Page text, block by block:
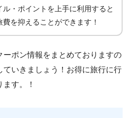
ル・ポイントを上手に利用すると
費を抑えることができます！
ーポン情報をまとめておりますの
ていきましょう！お得に旅行に行
す。！